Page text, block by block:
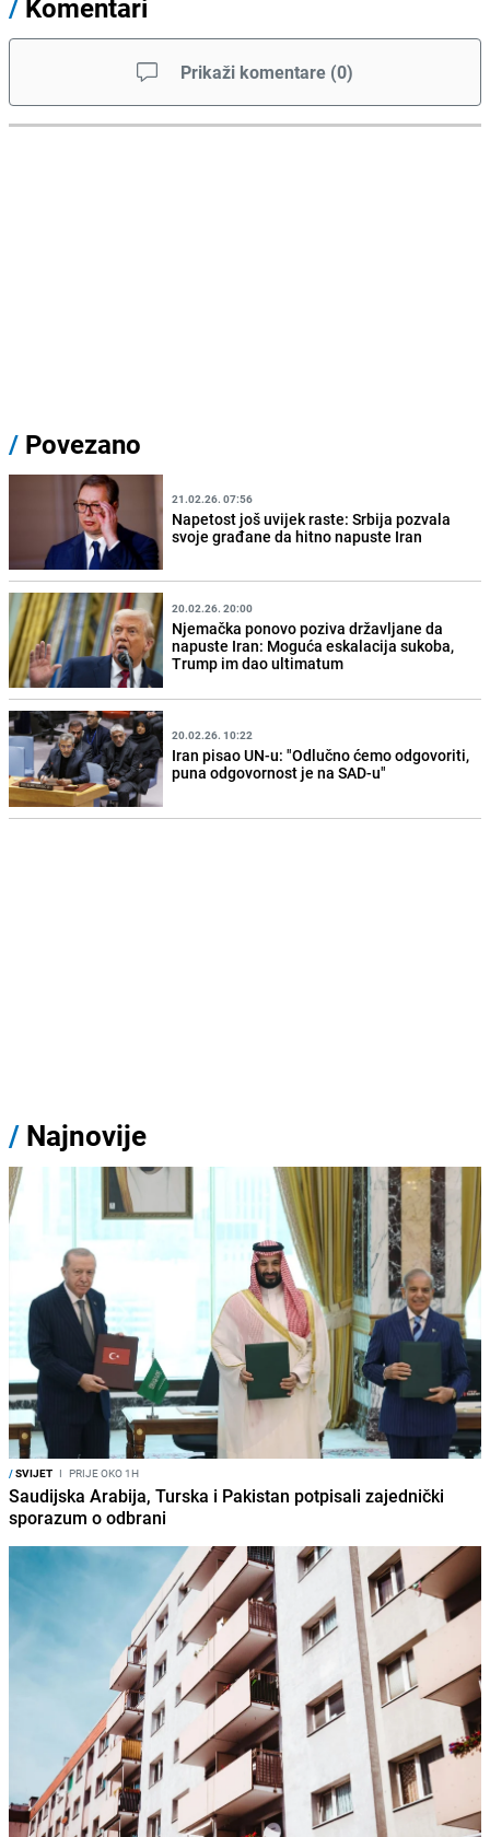
/ Komentari
Prikaži komentare (0)
/ Povezano
21.02.26. 07:56
Napetost još uvijek raste: Srbija pozvala
svoje građane da hitno napuste Iran
20.02.26. 20:00
Njemačka ponovo poziva državljane da
napuste Iran: Moguća eskalacija sukoba,
Trump im dao ultimatum
20.02.26. 10:22
Iran pisao UN-u: "Odlučno ćemo odgovoriti,
puna odgovornost je na SAD-u"
/ Najnovije
/SVIJET I PRIJE OKO 1H
Saudijska Arabija, Turska i Pakistan potpisali zajednički
sporazum o odbrani